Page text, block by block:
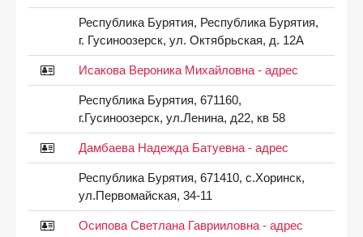
Республика Бурятия, Республика Бурятия,
г. Гусиноозерск, ул. Октябрьская, д. 12А
Исакова Вероника Михайловна - адрес
Республика Бурятия, 671160,
г.Гусиноозерск, ул.Ленина, д22, кв 58
Дамбаева Надежда Батуевна - адрес
Республика Бурятия, 671410, с.Хоринск,
ул.Первомайская, 34-11
Осипова Светлана Гаврииловна - адрес